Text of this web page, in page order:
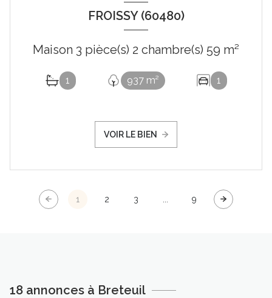
FROISSY (60480)
Maison 3 pièce(s) 2 chambre(s) 59 m²
1 937 m² 1
VOIR LE BIEN
1 2 3 9
18 annonces à Breteuil